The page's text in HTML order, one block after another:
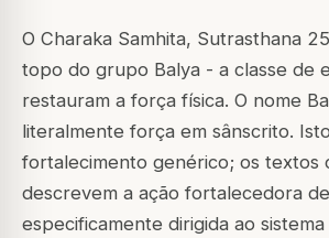
O Charaka Samhita, Sutrasthana
topo do grupo Balya - a classe de
restauram a força física. O nome
literalmente força em sânscrito.
fortalecimento genérico; os textos
descrevem a ação fortalecedora
especificamente dirigida ao sistema